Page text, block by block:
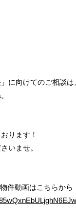
に向けてのご相談は
ります！